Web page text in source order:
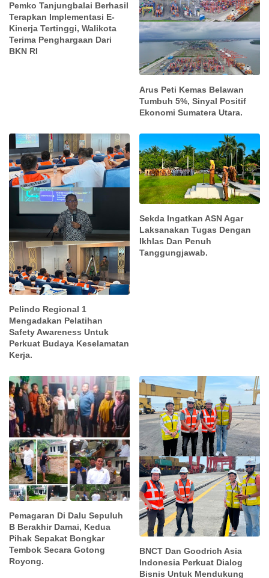
Pemko Tanjungbalai Berhasil
Terapkan Implementasi E-
Kinerja Tertinggi, Walikota
Terima Penghargaan Dari
BKN RI
Arus Peti Kemas Belawan
Tumbuh 5%, Sinyal Positif
Ekonomi Sumatera Utara.
Pelindo Regional 1
Mengadakan Pelatihan
Safety Awareness Untuk
Perkuat Budaya Keselamatan
Kerja.
Sekda Ingatkan ASN Agar
Laksanakan Tugas Dengan
Ikhlas Dan Penuh
Tanggungjawab.
Pemagaran Di Dalu Sepuluh
B Berakhir Damai, Kedua
Pihak Sepakat Bongkar
Tembok Secara Gotong
Royong.
BNCT Dan Goodrich Asia
Indonesia Perkuat Dialog
Bisnis Untuk Mendukung